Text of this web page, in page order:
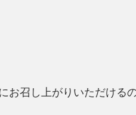
お召し上がりいただける